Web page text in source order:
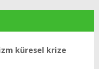
küresel krize